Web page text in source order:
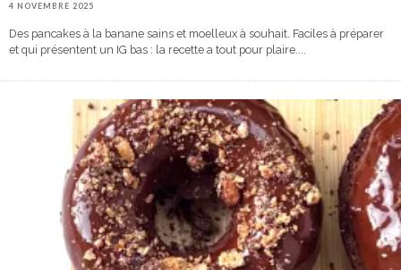
4 NOVEMBRE 2025
Des pancakes à la banane sains et moelleux à souhait. Faciles à préparer
et qui présentent un IG bas : la recette a tout pour plaire.